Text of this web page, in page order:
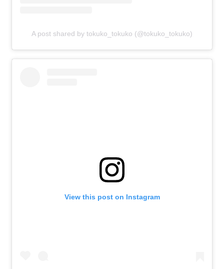
A post shared by tokuko_tokuko (@tokuko_tokuko)
View this post on Instagram